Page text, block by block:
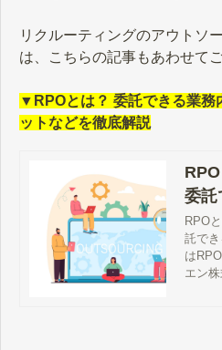
リクルーティングのアウトソ
は、こちらの記事もあわせて
▼RPOとは？ 委託できる業務
ットなどを徹底解説
委託
リッ
説
RPO
託で
は
容や
エン